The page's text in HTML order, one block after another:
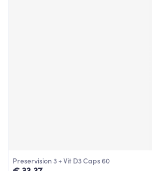
Preservision 3 + Vit D3 Caps 60